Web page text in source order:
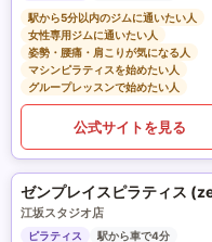
駅から5分以内のジムに通いたい人
女性専用ジムに通いたい人
姿勢・腰痛・肩こりが気になる人
マシンピラティスを始めたい人
グループレッスンで始めたい人
公式サイトを見る
ゼンプレイスピラティス
江坂スタジオ店
ピラティス
駅から車で4分